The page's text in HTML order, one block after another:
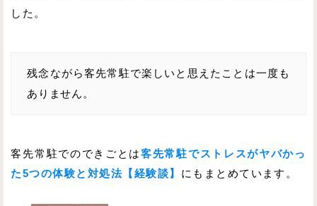
した。
残念ながら客先常駐で楽しいと思えたことは一度も
ありません。
客先常駐でのできごとは客先常駐でストレスがヤバかっ
た5つの体験と対処法【経験談】 にもまとめています。